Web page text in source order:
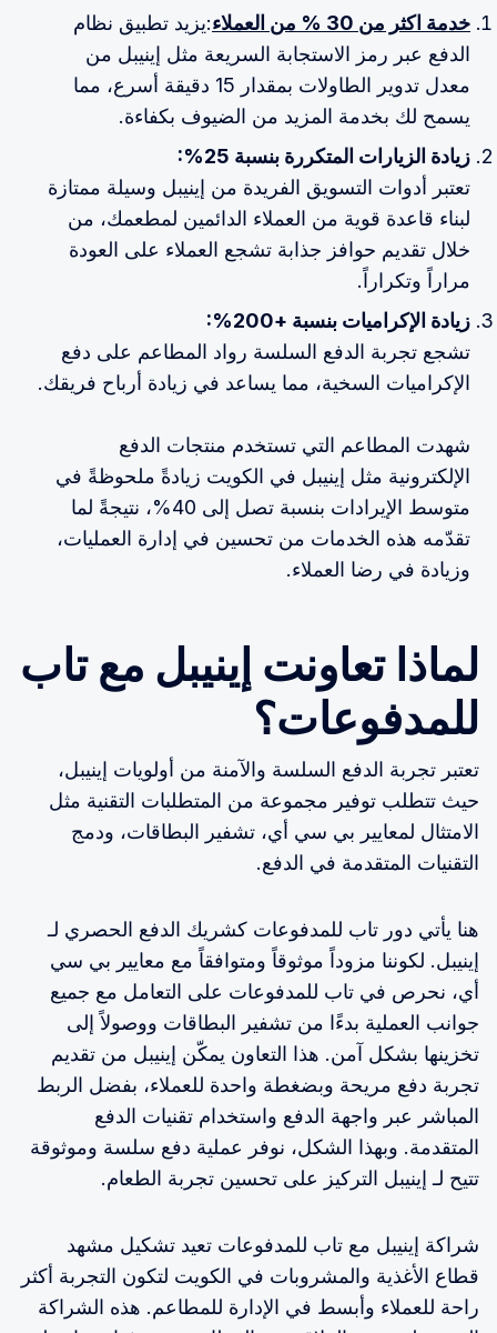
خدمة اكثر من 30 % من العملاء
:يزيد تطبيق نظام
الدفع عبر رمز الاستجابة السريعة مثل إينيبل من
معدل تدوير الطاولات بمقدار 15 دقيقة أسرع، مما
يسمح لك بخدمة المزيد من الضيوف بكفاءة.
زيادة الزيارات المتكررة بنسبة 25%:
تعتبر أدوات التسويق الفريدة من إينيبل وسيلة ممتازة
لبناء قاعدة قوية من العملاء الدائمين لمطعمك، من
خلال تقديم حوافز جذابة تشجع العملاء على العودة
مراراً وتكراراً.
زيادة الإكراميات بنسبة +200%:
تشجع تجربة الدفع السلسة رواد المطاعم على دفع
الإكراميات السخية، مما يساعد في زيادة أرباح فريقك.
شهدت المطاعم التي تستخدم منتجات الدفع
الإلكترونية مثل إينيبل في الكويت زيادةً ملحوظةً في
متوسط الإيرادات بنسبة تصل إلى 40%، نتيجةً لما
تقدّمه هذه الخدمات من تحسين في إدارة العمليات،
وزيادة في رضا العملاء.
لماذا تعاونت إينيبل مع تاب
للمدفوعات؟
تعتبر تجربة الدفع السلسة والآمنة من أولويات إينيبل،
حيث تتطلب توفير مجموعة من المتطلبات التقنية مثل
الامتثال لمعايير بي سي أي، تشفير البطاقات، ودمج
التقنيات المتقدمة في الدفع.
هنا يأتي دور تاب للمدفوعات كشريك الدفع الحصري لـ
إينيبل. لكوننا مزوداً موثوقاً ومتوافقاً مع معايير بي سي
أي، نحرص في تاب للمدفوعات على التعامل مع جميع
جوانب العملية بدءًا من تشفير البطاقات ووصولاً إلى
تخزينها بشكل آمن. هذا التعاون يمكّن إينيبل من تقديم
تجربة دفع مريحة وبضغطة واحدة للعملاء، بفضل الربط
المباشر عبر واجهة الدفع واستخدام تقنيات الدفع
المتقدمة. وبهذا الشكل، نوفر عملية دفع سلسة وموثوقة
تتيح لـ إينيبل التركيز على تحسين تجربة الطعام.
شراكة إينيبل مع تاب للمدفوعات تعيد تشكيل مشهد
قطاع الأغذية والمشروبات في الكويت لتكون التجربة أكثر
راحة للعملاء وأبسط في الإدارة للمطاعم. هذه الشراكة